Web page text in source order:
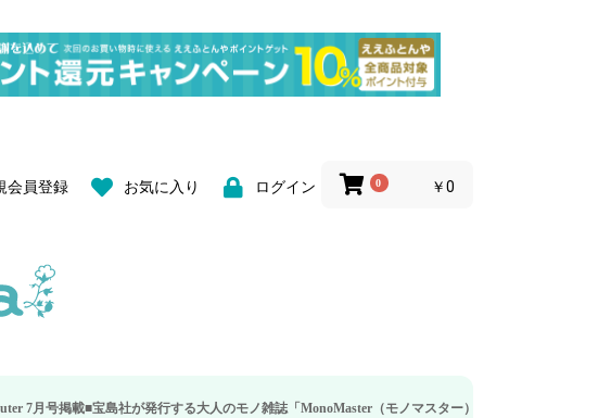
会員登録 お気に入り ログイン 0 ￥0
発行する大人のモノ雑誌「MonoMaster（モノマスター）」の疲労回復・睡眠の向上特集に当社のリ